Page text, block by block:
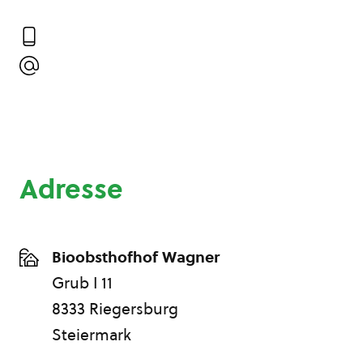
Adresse
Bioobsthofhof Wagner
Grub I 11
8333 Riegersburg
Steiermark